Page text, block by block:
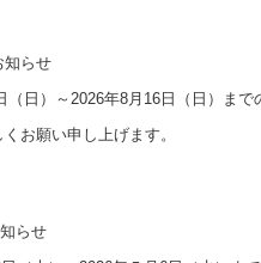
知らせ
（日）～2026年8月16日（日）ま
お願い申し上げます。
らせ